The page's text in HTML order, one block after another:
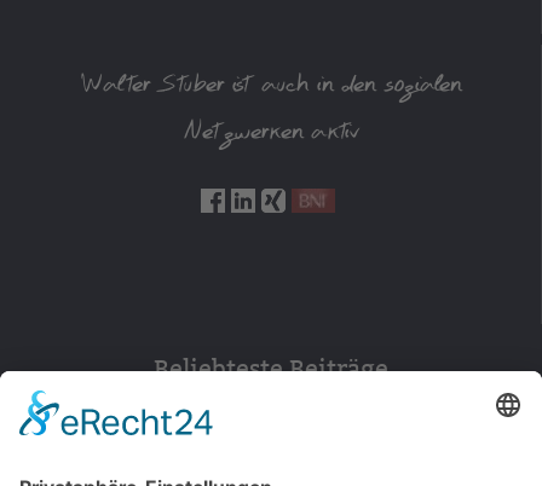
Walter Stuber ist auch in den sozialen
Netzwerken aktiv
Beliebteste Beiträge